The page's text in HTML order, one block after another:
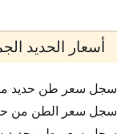
أسعار الحديد الجمعة
سجل سعر طن حديد مصر ستيل
سجل سعر الطن من حديد